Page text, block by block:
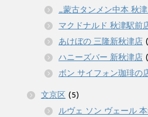
_蒙古タンメン中本 秋
マクドナルド 秋津駅前
あけぼの 三隆新秋津店
ハニーズバー 新秋津店
ボン サイフォン珈琲の
文京区 (5)
ルヴェ ソン ヴェール